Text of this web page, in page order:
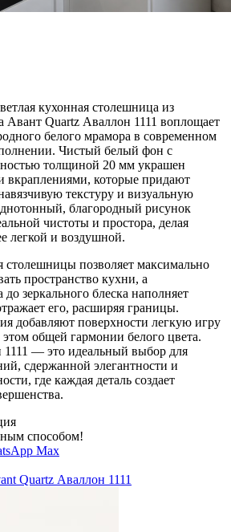
кухонная столешница из
Авант Quartz Аваллон 1111 воплощает
белого мрамора в современном
Чистый белый фон с
толщиной 20 мм украшен
вкраплениями, которые придают
текстуру и визуальную
благородный рисунок
чистоты и простора, делая
легкой и воздушной.
столешницы позволяет максимально
пространство кухни, а
зеркального блеска наполняет
его, расширяя границы.
добавляют поверхности легкую игру
общей гармонии белого цвета.
— это идеальный выбор для
сдержанной элегантности и
где каждая деталь создает
способом!
Max
Quartz Аваллон 1111